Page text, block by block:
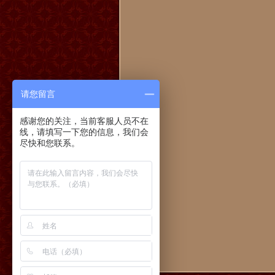
请您留言
感谢您的关注，当前客服人员不在
线，请填写一下您的信息，我们会
尽快和您联系。